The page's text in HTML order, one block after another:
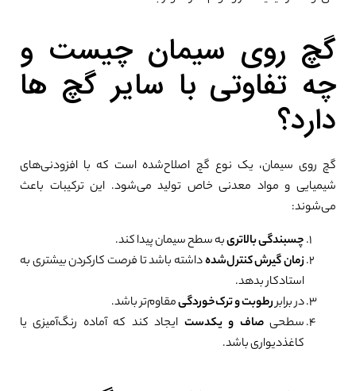
گچ روی سیمان چیست و
چه تفاوتی با سایر گچ ها
دارد؟
گچ روی سیمان، یک نوع گچ اصلاح‌شده است که با افزودنی‌های
شیمیایی و مواد معدنی خاص تولید می‌شود. این ترکیبات باعث
می‌شوند:
چسبندگی بالاتریبه سطح سیمان پیدا کند.
زمان گیرش کنترل‌شدهداشته باشد تا فرصت کارکردن بیشتری به
استادکار بدهد.
در برابررطوبت و ترک‌خوردگیمقاوم‌تر باشد.
سطحیصاف و یکدست ایجاد کند که آماده رنگ‌آمیزی یا
کاغذدیواری باشد.